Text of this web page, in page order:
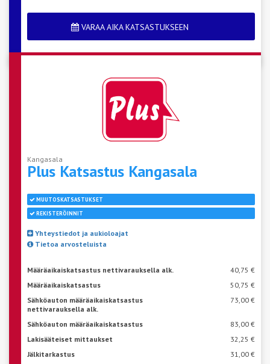
VARAA AIKA KATSASTUKSEEN
Kangasala
Plus Katsastus Kangasala
MUUTOSKATSASTUKSET
REKISTERÖINNIT
Yhteystiedot ja aukioloajat
Tietoa arvosteluista
Määräaikaiskatsastus nettivarauksella alk.
40,75 €
Määräaikaiskatsastus
50,75 €
Sähköauton määräaikaiskatsastus
nettivarauksella alk.
73,00 €
Sähköauton määräaikaiskatsastus
83,00 €
Lakisääteiset mittaukset
32,25 €
Jälkitarkastus
31,00 €